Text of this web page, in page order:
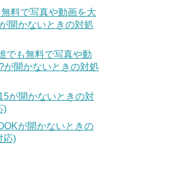
料で写真や動画を大
開かないときの対処
でも無料で写真や動
が開かないときの対処
が開かないときの対
)
が開かないときの
応)